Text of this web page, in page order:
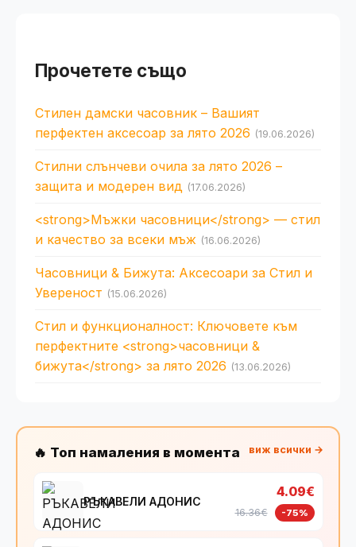
Прочетете също
Стилен дамски часовник – Вашият
перфектен аксесоар за лято 2026 (19.06.2026)
Стилни слънчеви очила за лято 2026 –
защита и модерен вид (17.06.2026)
<strong>Мъжки часовници</strong> — стил
и качество за всеки мъж (16.06.2026)
Часовници & Бижута: Аксесоари за Стил и
Увереност (15.06.2026)
Стил и функционалност: Ключовете към
перфектните <strong>часовници &
бижута</strong> за лято 2026 (13.06.2026)
🔥 Топ намаления в момента виж всички →
РЪКАВЕЛИ АДОНИС
4.09€
16.36€ -75%